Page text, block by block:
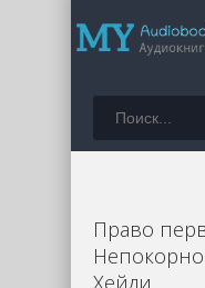
Право
Хейди